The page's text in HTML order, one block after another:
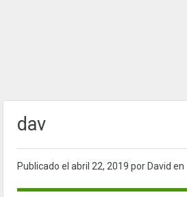
dav
Publicado el abril 22, 2019 por David en